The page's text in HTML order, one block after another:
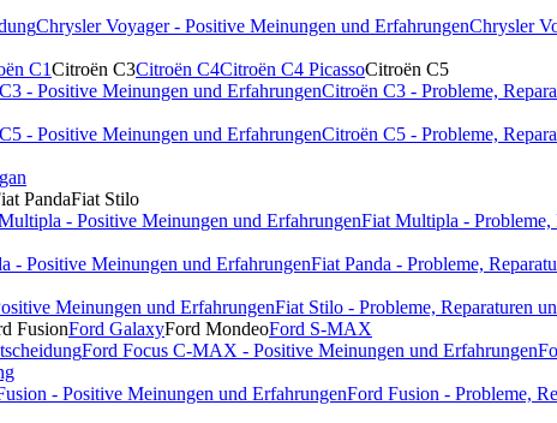
Chrysler Voyager - Positive Meinungen und ErfahrungenChrysler
C1Citroën C3Citroën C4Citroën C4 PicassoCitroën C5
- Positive Meinungen und ErfahrungenCitroën C3 - Probleme,
- Positive Meinungen und ErfahrungenCitroën C5 - Probleme,
PandaFiat Stilo
- Positive Meinungen und ErfahrungenFiat Multipla - Probleme,
- Positive Meinungen und ErfahrungenFiat Panda - Probleme,
Meinungen und ErfahrungenFiat Stilo - Probleme, Reparaturen
FusionFord GalaxyFord MondeoFord S-MAX
Ford Focus C-MAX - Positive Meinungen und Erfahrungen
- Positive Meinungen und ErfahrungenFord Fusion - Probleme,